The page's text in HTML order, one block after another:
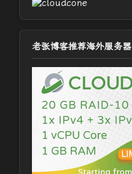
老张博客推荐海外服务器